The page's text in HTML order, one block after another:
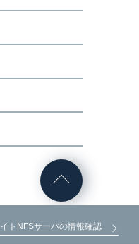
トNFSサーバの情報確認